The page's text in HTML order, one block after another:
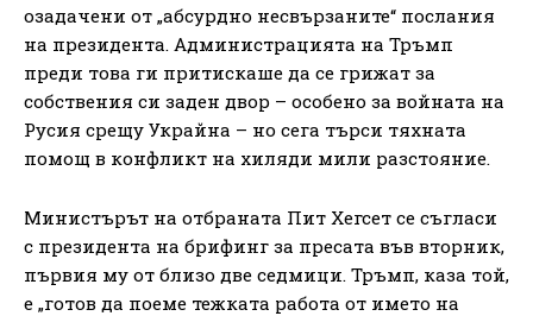
озадачени от „абсурдно несвързаните“ послания
на президента. Администрацията на Тръмп
преди това ги притискаше да се грижат за
собствения си заден двор – особено за войната на
Русия срещу Украйна – но сега търси тяхната
помощ в конфликт на хиляди мили разстояние.
Министърът на отбраната Пит Хегсет се съгласи
с президента на брифинг за пресата във вторник,
първия му от близо две седмици. Тръмп, каза той,
е „готов да поеме тежката работа от името на